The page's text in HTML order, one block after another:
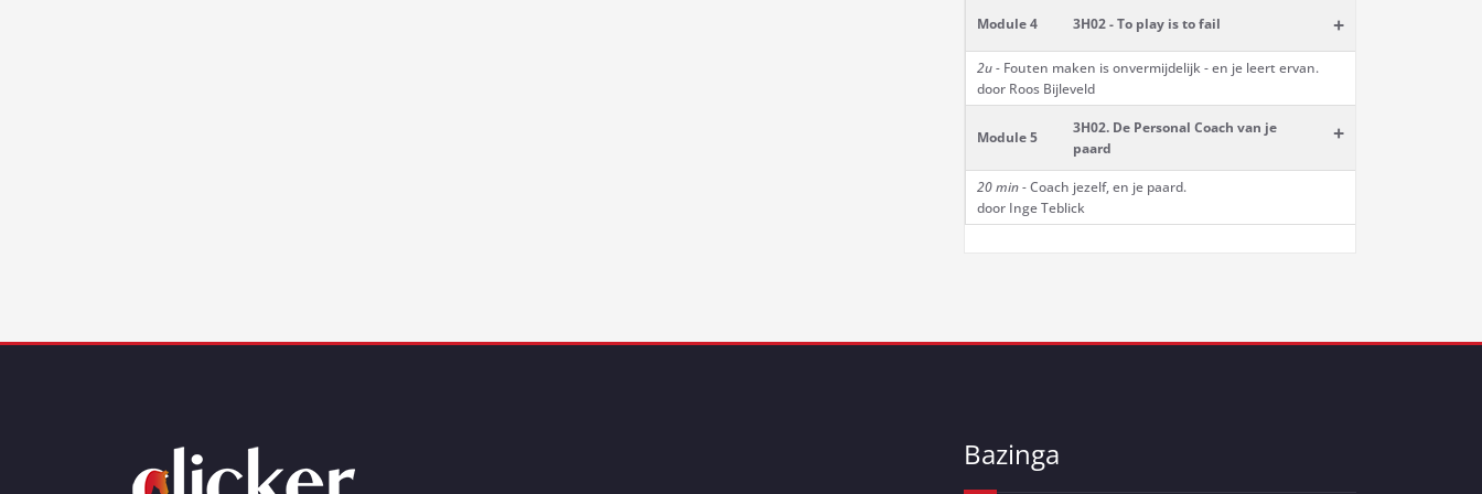
Module 4 3H02 - To play is to fail +
2u - Fouten maken is onvermijdelijk - en je leert ervan.
door Roos Bijleveld
Module 5
3H02. De Personal Coach van je
paard
+
20 min -Coach jezelf, en je paard.
door Inge Teblick
Bazinga